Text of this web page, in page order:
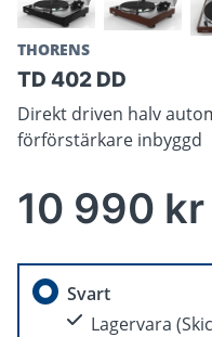
THORENS
TD 402 DD
Direkt driven halv
förförstärkare inbyggd
10 990 kr
Svart
Lagervara